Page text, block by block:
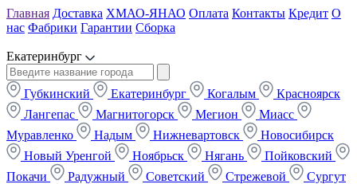
Главная Доставка ХМАО-ЯНАО Оплата Контакты Кредит О
нас Фабрики Гарантии Сборка
Екатеринбург
Губкинский Екатеринбург Когалым
Красноярск
Лангепас
Магнитогорск Мегион
Миасс
Муравленко
Надым Нижневартовск
Новосибирск
Новый Уренгой
Ноябрьск Нягань
Пойковский
Покачи
Радужный Советский Стрежевой
Сургут